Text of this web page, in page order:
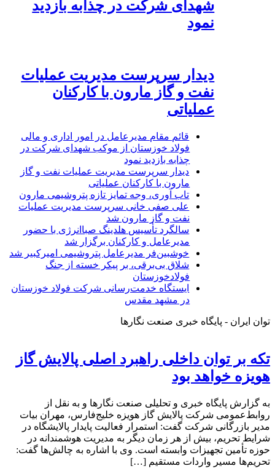
شهدای شرکت در چذابه بازدید
نمود
دیدار سرپرست مدیریت عملیات
نفت و گاز مارون با کارکنان
عملیاتی
قائم مقام مدیرعامل در امور اداری و مالی
فولاد خوزستان از موکب شهدای شرکت در
چذابه بازدید نمود
دیدار سرپرست مدیریت عملیات نفت و گاز
مارون با کارکنان عملیاتی
تاب آوری، وجه تمایز تازه پتروشیمی مارون
علی صفی خانی سرپرست مدیریت عملیات
نفت و گاز مارون شد
سالگرد تأسیس هلدینگ صباانرژی با حضور
مدیرعامل و کارکنان برگزار شد
خوشبین‌فر مدیرعامل پتروشیمی امیرکبیر شد
شلاق‌ بی‌برقی، بر پیکر خسته‌ از جنگ
فولادخوزستان
ایستگاه خدمت‌رسانی شرکت فولاد خوزستان
در مشهد مقدس
توان ایران - پایگاه خبری صنعت نگارها
تکه بر توان داخلی راهبرد اصلی پالایش گاز
هویزه خواهد بود
به گزارش پایگاه خبری و تحلیلی صنعت نگارها و به نقل از
روابط‌عمومی شرکت پالایش گاز هویزه خلیج‌فارس، مهران بیات
مدیر بازرگانی شرکت گفت: استمرار فعالیت پایدار پالایشگاه در
شرایط تحریم، بیش از هر زمان دیگر به مدیریت هوشمندانه در
حوزه تأمین تجهیزات وابسته است. وی با اشاره به چالش‌ها گفت:
تحریم‌ها مسیر واردات مستقیم […]